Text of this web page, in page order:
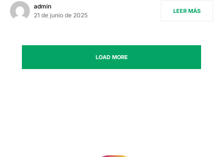
admin
21 de junio de 2025
LEER MÁS
LOAD MORE